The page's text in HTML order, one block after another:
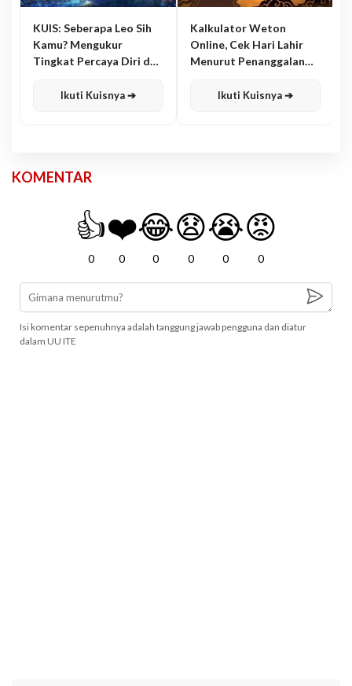
KUIS: Seberapa Leo Sih
Kamu? Mengukur
Tingkat Percaya Diri dan
Ikuti Kuisnya ➔
Kalkulator Weton
Online, Cek Hari Lahir
Menurut Penanggalan
Ikuti Kuisnya ➔
KOMENTAR
👍
0
❤️
0
😂
0
😧
0
😭
0
😡
0
Isi komentar sepenuhnya adalah tanggung jawab pengguna dan diatur
dalam UU ITE